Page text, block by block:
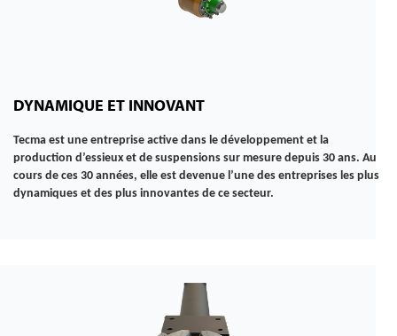
DYNAMIQUE ET INNOVANT
Tecma est une entreprise active dans le développement et la
production d’essieux et de suspensions sur mesure depuis 30 ans. Au
cours de ces 30 années, elle est devenue l’une des entreprises les plus
dynamiques et des plus innovantes de ce secteur.